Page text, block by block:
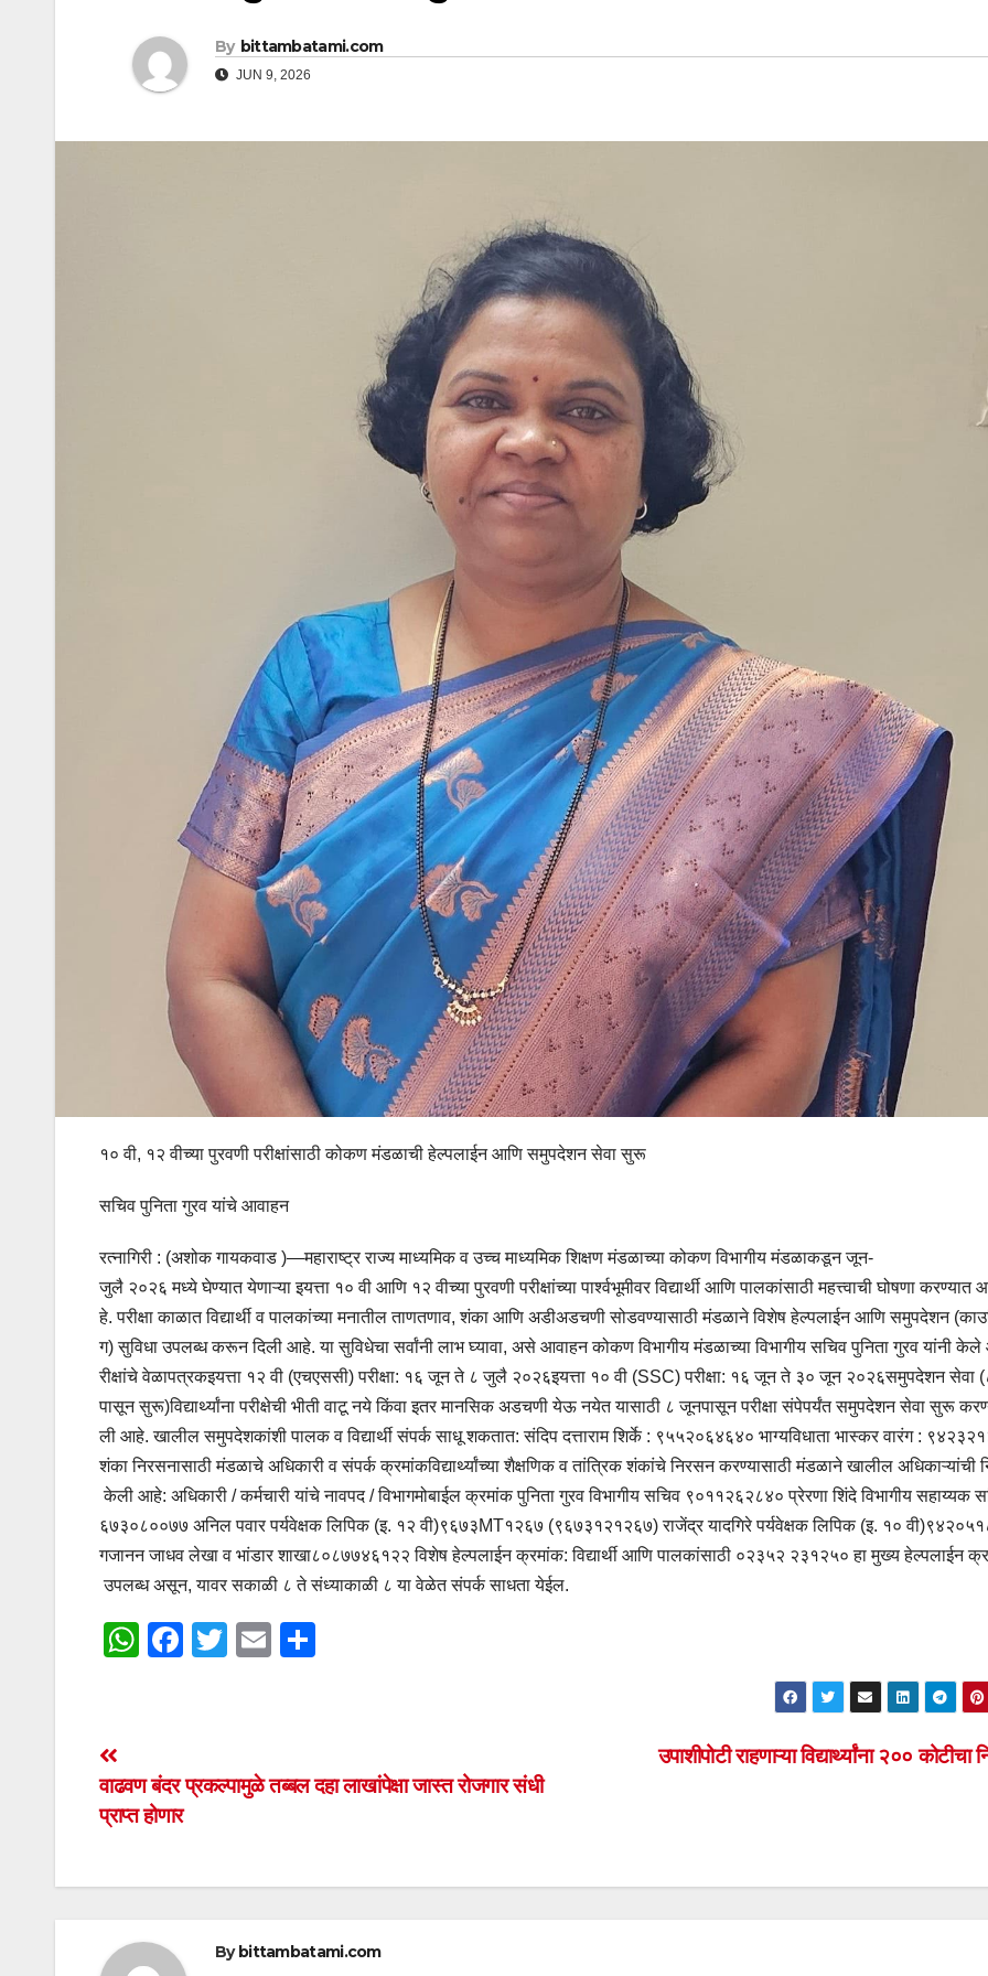
By bittambatami.com
JUN 9, 2026
१० वी, १२ वीच्या पुरवणी परीक्षांसाठी कोकण मंडळाची हेल्पलाईन आणि समुपदेशन सेवा सुरू
सचिव पुनिता गुरव यांचे आवाहन
रत्नागिरी : (अशोक गायकवाड )—महाराष्ट्र राज्य माध्यमिक व उच्च माध्यमिक शिक्षण मंडळाच्या कोकण विभागीय मंडळाकडून जून-
जुलै २०२६ मध्ये घेण्यात येणाऱ्या इयत्ता १० वी आणि १२ वीच्या पुरवणी परीक्षांच्या पार्श्वभूमीवर विद्यार्थी आणि पालकांसाठी महत्त्वाची घोषणा
हे. परीक्षा काळात विद्यार्थी व पालकांच्या मनातील ताणतणाव, शंका आणि अडीअडचणी सोडवण्यासाठी मंडळाने विशेष हेल्पलाईन आणि समुपदेशन
ग) सुविधा उपलब्ध करून दिली आहे. या सुविधेचा सर्वांनी लाभ घ्यावा, असे आवाहन कोकण विभागीय मंडळाच्या विभागीय सचिव पुनिता गुरव यांनी
रीक्षांचे वेळापत्रकइयत्ता १२ वी (एचएससी) परीक्षा: १६ जून ते ८ जुलै २०२६इयत्ता १० वी (SSC) परीक्षा: १६ जून ते ३० जून २०२६समुपदेशन सेवा
पासून सुरू)विद्यार्थ्यांना परीक्षेची भीती वाटू नये किंवा इतर मानसिक अडचणी येऊ नयेत यासाठी ८ जूनपासून परीक्षा संपेपर्यंत समुपदेशन सेवा सुरू
ली आहे. खालील समुपदेशकांशी पालक व विद्यार्थी संपर्क साधू शकतात: संदिप दत्ताराम शिर्के : ९५५२०६४६४० भाग्यविधाता भास्कर वारंग :
शंका निरसनासाठी मंडळाचे अधिकारी व संपर्क क्रमांकविद्यार्थ्यांच्या शैक्षणिक व तांत्रिक शंकांचे निरसन करण्यासाठी मंडळाने खालील अधिकाऱ्यांची
केली आहे: अधिकारी / कर्मचारी यांचे नावपद / विभागमोबाईल क्रमांक पुनिता गुरव विभागीय सचिव ९०११२६२८४० प्रेरणा शिंदे विभागीय सहाय्यक
६७३०८००७७ अनिल पवार पर्यवेक्षक लिपिक (इ. १२ वी)९६७३MT१२६७ (९६७३१२१२६७) राजेंद्र यादगिरे पर्यवेक्षक लिपिक (इ. १०
गजानन जाधव लेखा व भांडार शाखा८०८७७४६१२२ विशेष हेल्पलाईन क्रमांक: विद्यार्थी आणि पालकांसाठी ०२३५२ २३१२५० हा मुख्य हेल्पलाईन
उपलब्ध असून, यावर सकाळी ८ ते संध्याकाळी ८ या वेळेत संपर्क साधता येईल.
W
A
p
F
b
o
k
T
E
Post
navigation
उपाशीपोटी राहणाऱ्या विद्यार्थ्यांना २०० कोटीचा
वाढवण बंदर प्रकल्पामुळे तब्बल दहा लाखांपेक्षा जास्त रोजगार संधी
प्राप्त होणार
Bybittambatami.com